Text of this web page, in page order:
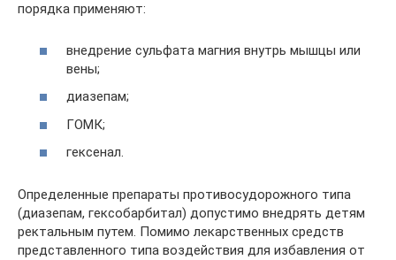
порядка применяют:
внедрение сульфата магния внутрь мышцы или
вены;
диазепам;
ГОМК;
гексенал.
Определенные препараты противосудорожного типа
(диазепам, гексобарбитал) допустимо внедрять детям
ректальным путем. Помимо лекарственных средств
представленного типа воздействия для избавления от